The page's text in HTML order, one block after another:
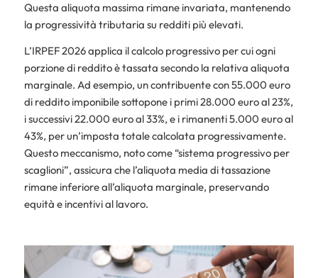
Questa aliquota massima rimane invariata, mantenendo
la progressività tributaria su redditi più elevati.
L’IRPEF 2026 applica il calcolo progressivo per cui ogni
porzione di reddito è tassata secondo la relativa aliquota
marginale. Ad esempio, un contribuente con 55.000 euro
di reddito imponibile sottopone i primi 28.000 euro al 23%,
i successivi 22.000 euro al 33%, e i rimanenti 5.000 euro al
43%, per un’imposta totale calcolata progressivamente.
Questo meccanismo, noto come “sistema progressivo per
scaglioni”, assicura che l’aliquota media di tassazione
rimane inferiore all’aliquota marginale, preservando
equità e incentivi al lavoro.